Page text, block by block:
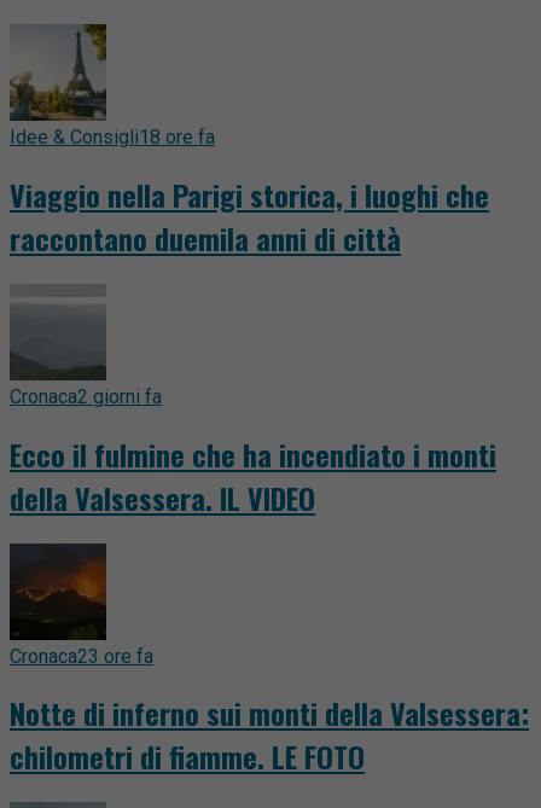
Idee & Consigli18 ore fa
Viaggio nella Parigi storica, i luoghi che
raccontano duemila anni di città
Cronaca2 giorni fa
Ecco il fulmine che ha incendiato i monti
della Valsessera. IL VIDEO
Cronaca23 ore fa
Notte di inferno sui monti della Valsessera:
chilometri di fiamme. LE FOTO